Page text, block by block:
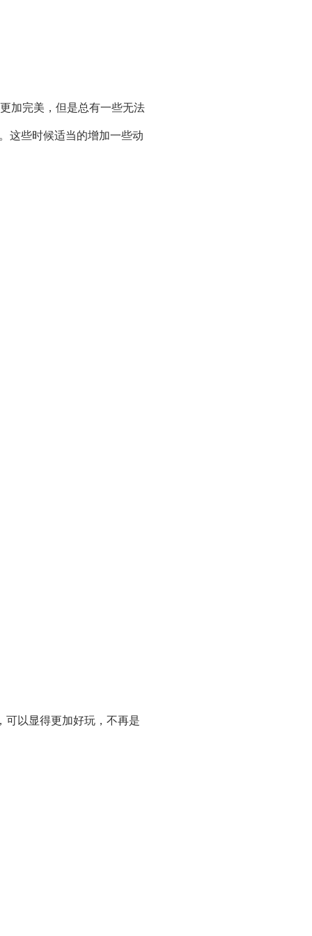
加完美，但是总有一些无法
这些时候适当的增加一些动
可以显得更加好玩，不再是